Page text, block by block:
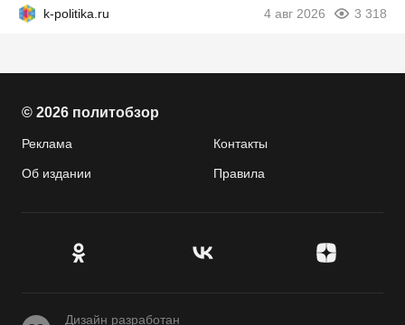
k-politika.ru 4 авг 2026 3 318
© 2026 политобзор
Реклама Контакты
Об издании Правила